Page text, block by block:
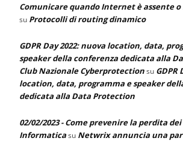
Comunicare quando Internet è assente
su Protocolli di routing dinamico
GDPR Day 2022: nuova location, data,
speaker della conferenza dedicata alla
Club Nazionale Cyberprotectionsu GDPR
location, data, programma e speaker
dedicata alla Data Protection
02/02/2023 - Come prevenire la perdita dei
Informaticasu Netwrix annuncia una